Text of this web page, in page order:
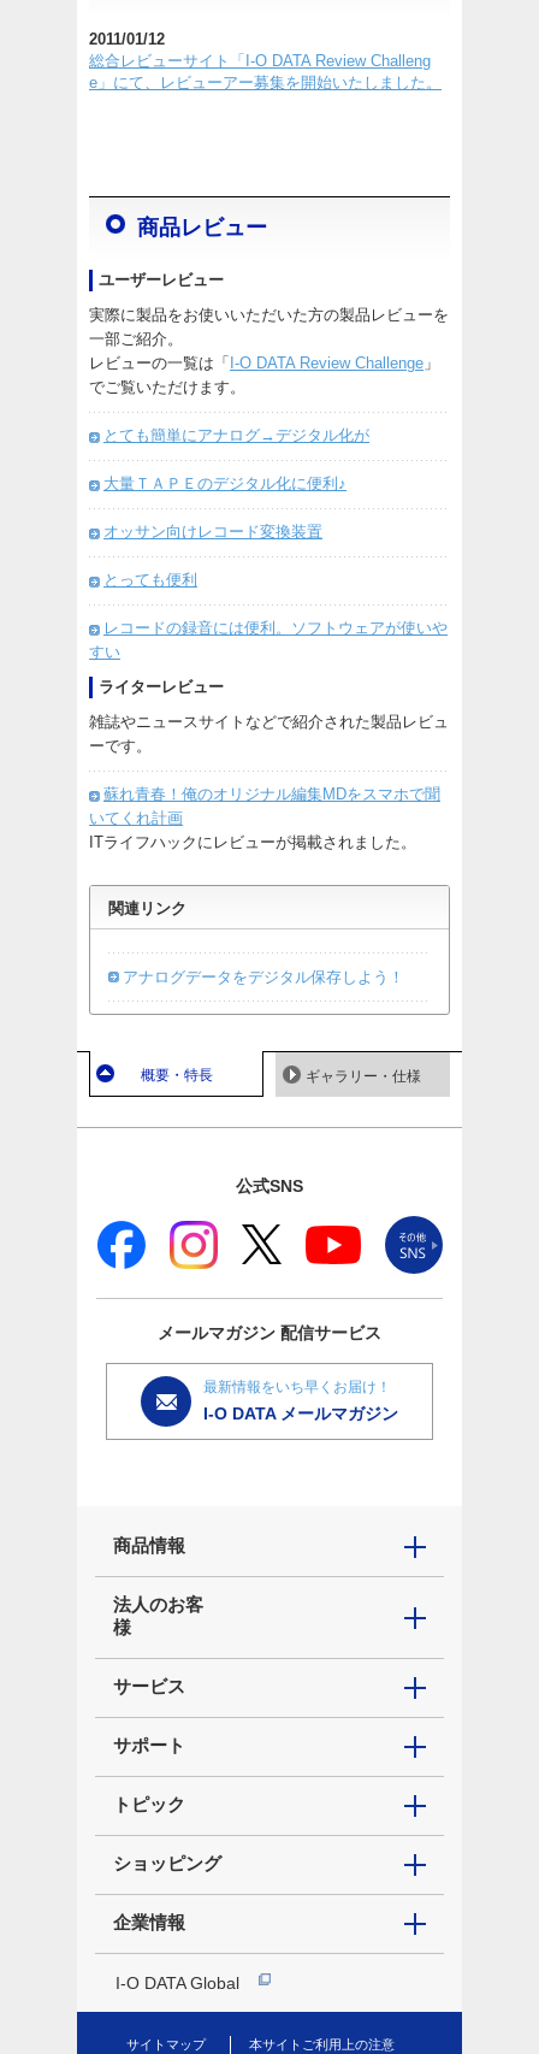
2011/01/12
総合レビューサイト「I-O DATA Review Challeng
e」にて、レビューアー募集を開始いたしました。
商品レビュー
ユーザーレビュー
実際に製品をお使いいただいた方の製品レビューを
一部ご紹介。
レビューの一覧は「 I-O DATA Review Challenge 」
でご覧いただけます。
とても簡単にアナログ→デジタル化が
大量ＴＡＰＥのデジタル化に便利♪
オッサン向けレコード変換装置
とっても便利
レコードの録音には便利。ソフトウェアが使いや
すい
ライターレビュー
雑誌やニュースサイトなどで紹介された製品レビュ
ーです。
蘇れ青春！俺のオリジナル編集MDをスマホで聞
いてくれ計画
ITライフハックにレビューが掲載されました。
関連リンク
アナログデータをデジタル保存しよう！
概要・特長 ギャラリー・仕様
公式SNS
メールマガジン 配信サービス
最新情報をいち早くお届け！
I-O DATA メールマガジン
商品情報
法人のお客
様
サービス
サポート
トピック
ショッピング
企業情報
I-O DATA Global
サイトマップ 本サイトご利用上の注意